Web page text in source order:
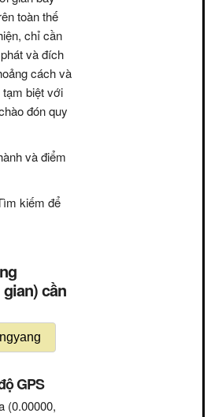
toàn thế
chỉ cần
và đích
cách và
biệt với
đón quy
và điểm
kiếm để
cần
GPS
(0.00000,